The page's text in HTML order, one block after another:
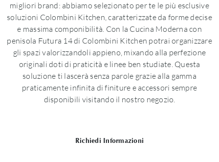
migliori brand: abbiamo selezionato per te le più esclusive
soluzioni Colombini Kitchen, caratterizzate da forme decise
e massima componibilità. Con la Cucina Moderna con
penisola Futura 14 di Colombini Kitchen potrai organizzare
gli spazi valorizzandoli appieno, mixando alla perfezione
originali doti di praticità e linee ben studiate. Questa
soluzione ti lascerà senza parole grazie alla gamma
praticamente infinita di finiture e accessori sempre
disponibili visitando il nostro negozio.
Richiedi Informazioni